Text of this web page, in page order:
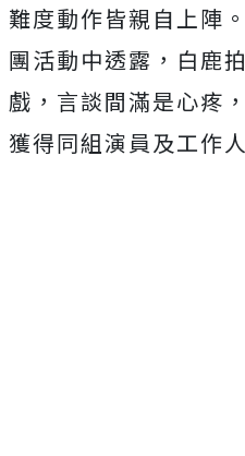
難度動作皆親自上陣
團活動中透露， 白鹿
戲，言談間滿是心疼，
獲得同組演員及工作